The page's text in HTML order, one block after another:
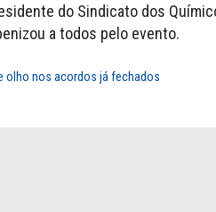
do Sindicato dos
a todos pelo evento.
olho nos acordos já fechados